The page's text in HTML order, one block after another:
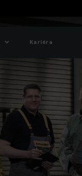
Kariéra